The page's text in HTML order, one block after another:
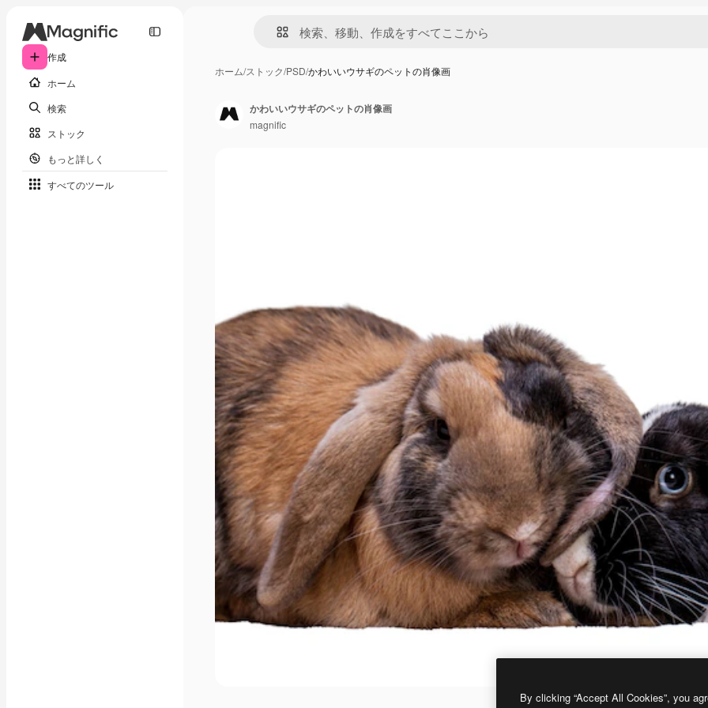
作成
ホーム
検索
ストック
もっと詳しく
すべてのツール
ホーム/ストック/PSD/かわいいウサギのペットの肖像画
かわいいウサギのペットの肖像画
magnific
By clicking “Accept All Cookies”, you